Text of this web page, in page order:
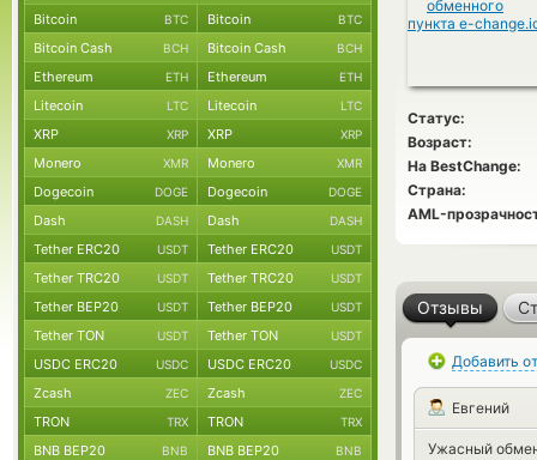
Статус:
Возраст:
На BestChange:
Страна:
AML-
Отзывы
Добавить
Евгений
Ужасный
Bitcoin BTC Bitcoin BTC
Bitcoin Cash BCH Bitcoin Cash BCH
Ethereum ETH Ethereum ETH
Litecoin LTC Litecoin LTC
XRP XRP XRP XRP
Monero XMR Monero XMR
Dogecoin DOGE Dogecoin DOGE
Dash DASH Dash DASH
Tether ERC20 USDT Tether ERC20 USDT
Tether TRC20 USDT Tether TRC20 USDT
Tether BEP20 USDT Tether BEP20 USDT
Tether TON USDT Tether TON USDT
USDC ERC20 USDC USDC ERC20 USDC
Zcash ZEC Zcash ZEC
TRON TRX TRON TRX
BNB BEP20 BNB BNB BEP20 BNB